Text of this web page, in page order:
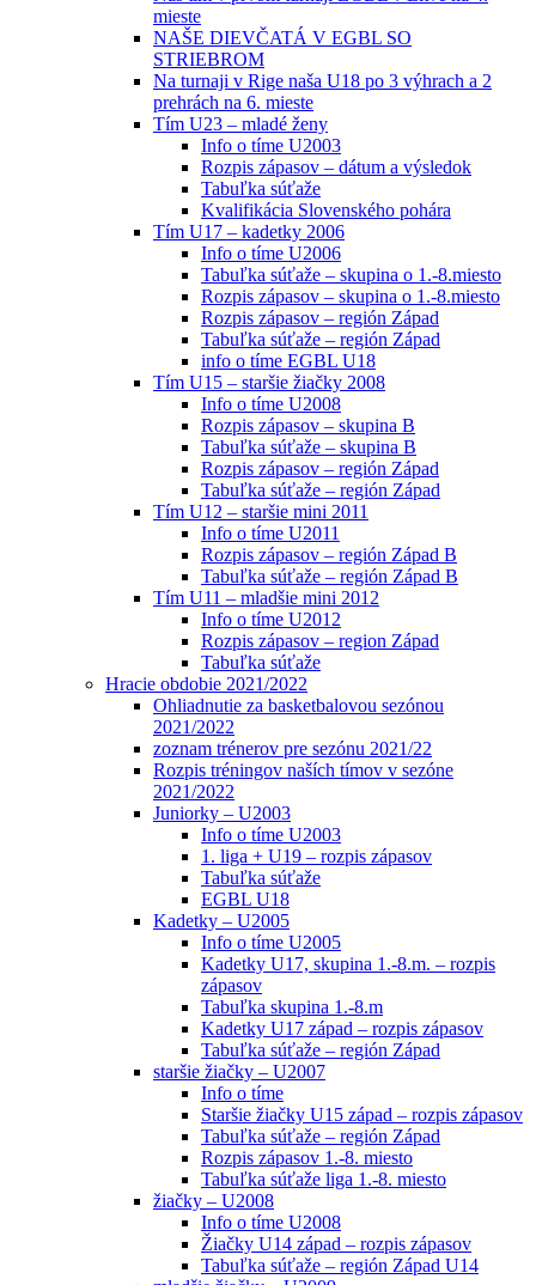
mieste
NAŠE DIEVČATÁ V EGBL SO
STRIEBROM
Na turnaji v Rige naša U18 po 3 výhrach a 2
prehrách na 6. mieste
Tím U23 – mladé ženy
Info o tíme U2003
Rozpis zápasov – dátum a výsledok
Tabuľka súťaže
Kvalifikácia Slovenského pohára
Tím U17 – kadetky 2006
Info o tíme U2006
Tabuľka súťaže – skupina o 1.-8.miesto
Rozpis zápasov – skupina o 1.-8.miesto
Rozpis zápasov – región Západ
Tabuľka súťaže – región Západ
info o tíme EGBL U18
Tím U15 – staršie žiačky 2008
Info o tíme U2008
Rozpis zápasov – skupina B
Tabuľka súťaže – skupina B
Rozpis zápasov – región Západ
Tabuľka súťaže – región Západ
Tím U12 – staršie mini 2011
Info o tíme U2011
Rozpis zápasov – región Západ B
Tabuľka súťaže – región Západ B
Tím U11 – mladšie mini 2012
Info o tíme U2012
Rozpis zápasov – region Západ
Tabuľka súťaže
Hracie obdobie 2021/2022
Ohliadnutie za basketbalovou sezónou
2021/2022
zoznam trénerov pre sezónu 2021/22
Rozpis tréningov naších tímov v sezóne
2021/2022
Juniorky – U2003
Info o tíme U2003
1. liga + U19 – rozpis zápasov
Tabuľka súťaže
EGBL U18
Kadetky – U2005
Info o tíme U2005
Kadetky U17, skupina 1.-8.m. – rozpis
zápasov
Tabuľka skupina 1.-8.m
Kadetky U17 západ – rozpis zápasov
Tabuľka súťaže – región Západ
staršie žiačky – U2007
Info o tíme
Staršie žiačky U15 západ – rozpis zápasov
Tabuľka súťaže – región Západ
Rozpis zápasov 1.-8. miesto
Tabuľka súťaže liga 1.-8. miesto
žiačky – U2008
Info o tíme U2008
Žiačky U14 západ – rozpis zápasov
Tabuľka súťaže – región Západ U14